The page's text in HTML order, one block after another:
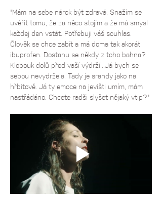
"Mám na sebe nárok být zdravá. Snažím se
uvěřit tomu, že za něco stojím a že má smysl
každej den vstát. Potřebuji váš souhlas.
Člověk se chce zabít a má doma tak akorát
ibuprofen. Dostanu se někdy z toho bahna?
Klobouk dolů před vaší výdrží...Já bych se
sebou nevydržela. Tady je srandy jako na
hřbitově. Já ty emoce na jevišti umím, mám
nastřádáno. Chcete radši slyšet nějaký vtip?"